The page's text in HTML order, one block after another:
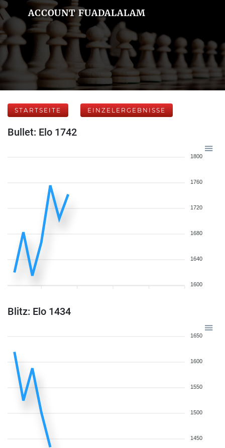
ACCOUNT FUADALALAM
STARTSEITE EINZELERGEBNISSE
Bullet: Elo 1742
1800
1760
1720
1680
1640
1600
Blitz: Elo 1434
1650
1600
1550
1500
1450